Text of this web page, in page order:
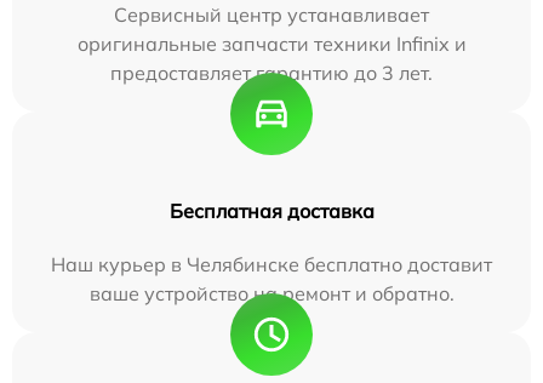
Сервисный центр устанавливает
оригинальные запчасти техники Infinix и
предоставляет гарантию до 3 лет.
Бесплатная доставка
Наш курьер в Челябинске бесплатно доставит
ваше устройство на ремонт и обратно.